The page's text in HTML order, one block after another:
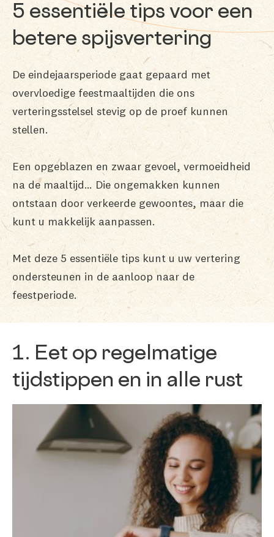
5 essentiële tips voor een
betere spijsvertering
De eindejaarsperiode gaat gepaard met
overvloedige feestmaaltijden die ons
verteringsstelsel stevig op de proef kunnen
stellen.
Een opgeblazen en zwaar gevoel, vermoeidheid
na de maaltijd… Die ongemakken kunnen
ontstaan door verkeerde gewoontes, maar die
kunt u makkelijk aanpassen.
Met deze 5 essentiële tips kunt u uw vertering
ondersteunen in de aanloop naar de
feestperiode.
1. Eet op regelmatige
tijdstippen en in alle rust